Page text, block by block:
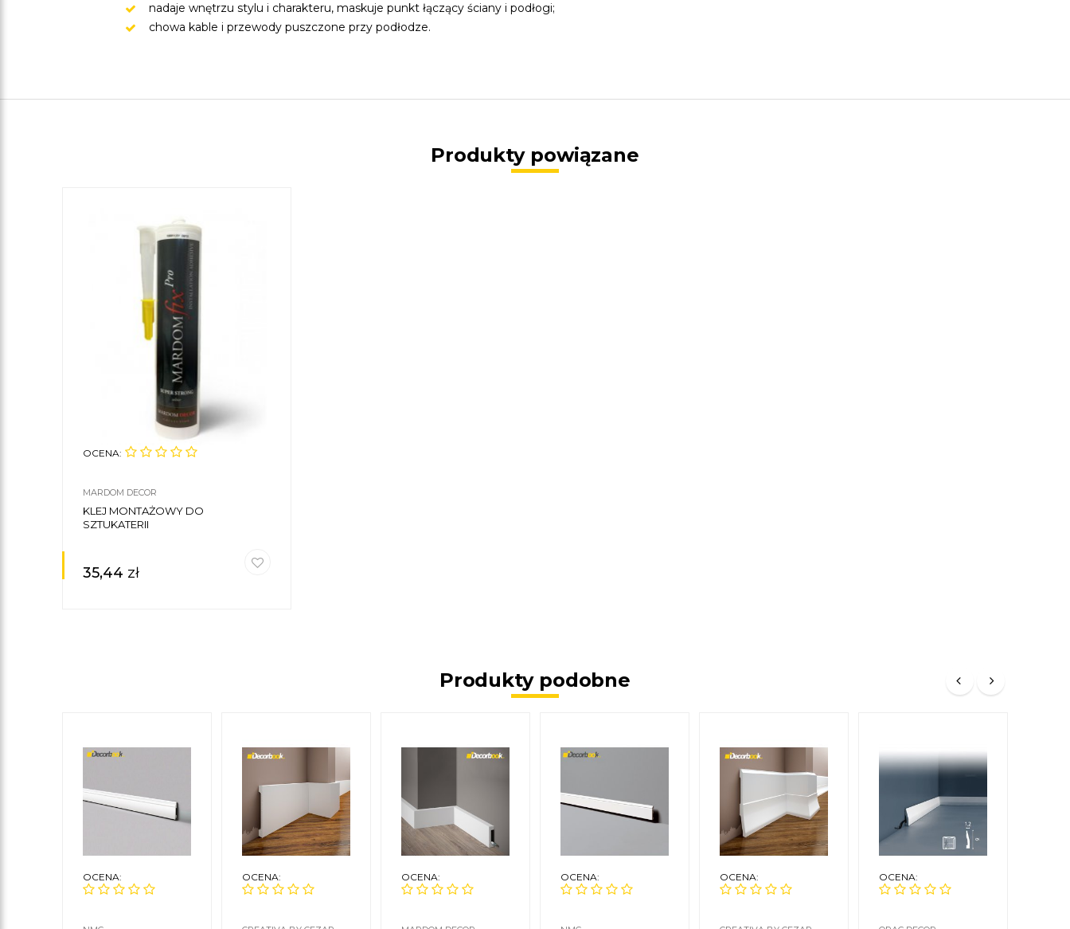
nadaje wnętrzu stylu i charakteru, maskuje punkt łączący ściany i podłogi;
chowa kable i przewody puszczone przy podłodze.
Produkty powiązane
OCENA:
MARDOM DECOR
KLEJ MONTAŻOWY DO
SZTUKATERII
35,44 zł
Produkty podobne
OCENA: OCENA: OCENA: OCENA: OCENA: OCENA: